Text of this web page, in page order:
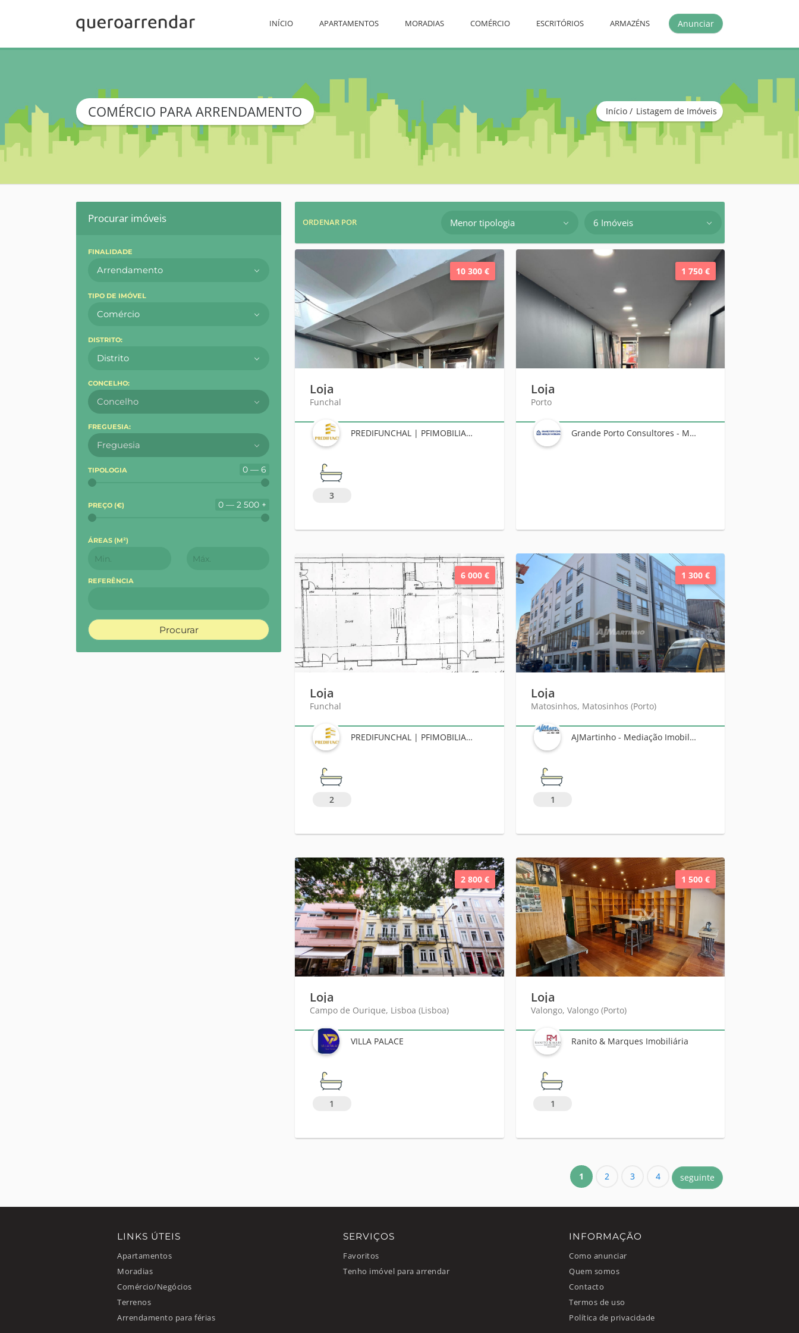
Anunciar
INÍCIO APARTAMENTOS MORADIAS COMÉRCIO ESCRITÓRIOS ARMAZÉNS
COMÉRCIO PARA ARRENDAMENTO Início Listagem de Imóveis
Procurar imóveis
FINALIDADE
Arrendamento
TIPO DE IMÓVEL
Comércio
DISTRITO:
Distrito
CONCELHO:
Concelho
FREGUESIA:
Freguesia
TIPOLOGIA 0 — 6
PREÇO (€) 0 — 2 500 +
ÁREAS (M²)
REFERÊNCIA
Procurar
ORDENAR POR Menor tipologia 6 Imóveis
10 300 €
Loja
Funchal
PREDIFUNCHAL | PFIMOBILIARIA
3
1 750 €
Loja
Porto
Grande Porto Consultores - Mediação Imobiliária
6 000 €
Loja
Funchal
PREDIFUNCHAL | PFIMOBILIARIA
2
1 300 €
Loja
Matosinhos, Matosinhos (Porto)
AJMartinho - Mediação Imobiliária
1
2 800 €
Loja
Campo de Ourique, Lisboa (Lisboa)
VILLA PALACE
1
1 500 €
Loja
Valongo, Valongo (Porto)
Ranito & Marques Imobiliária
1
1 2 3 4 seguinte
LINKS ÚTEIS
Apartamentos
Moradias
Comércio/Negócios
Terrenos
Arrendamento para férias
SERVIÇOS
Favoritos
Tenho imóvel para arrendar
INFORMAÇÃO
Como anunciar
Quem somos
Contacto
Termos de uso
Política de privacidade